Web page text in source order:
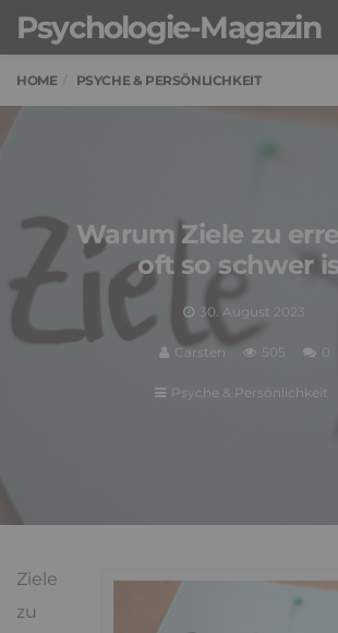
Psychologie-Magazin
HOME PSYCHE & PERSÖNLICHKEIT
Warum Ziele zu
oft so schwer
30. August 2023
Carsten 505 0
Psyche & Persönlichkeit
Ziele
zu